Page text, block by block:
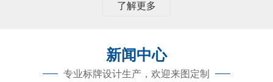
了解更多
新闻中心
专业标牌设计生产，欢迎来图定制